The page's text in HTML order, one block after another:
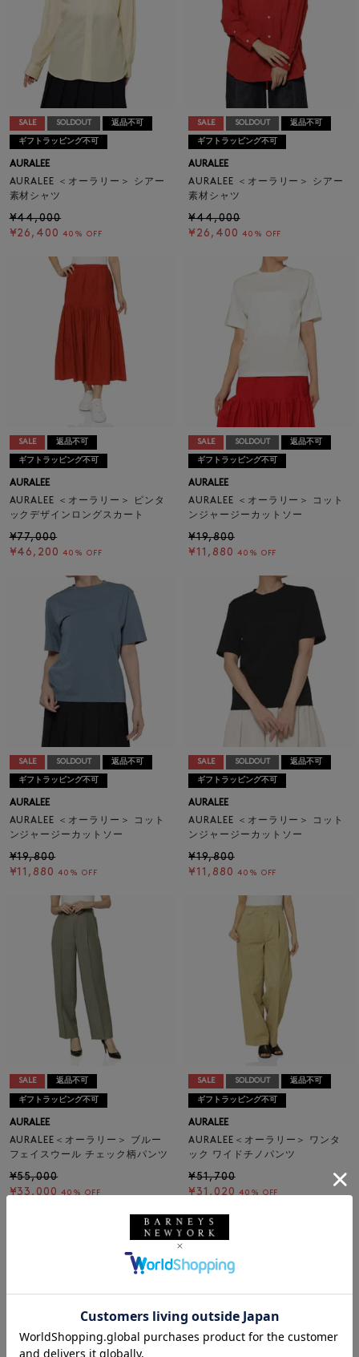
SALE SOLDOUT 返品不可
ギフトラッピング不可
AURALEE
AURALEE ＜オーラリー＞ シアー
素材シャツ
¥44,000
¥26,400 40% OFF
SALE SOLDOUT 返品不可
ギフトラッピング不可
AURALEE
AURALEE ＜オーラリー＞ シアー
素材シャツ
¥44,000
¥26,400 40% OFF
SALE 返品不可
ギフトラッピング不可
AURALEE
AURALEE ＜オーラリー＞ ピンタ
ックデザインロングスカート
¥77,000
¥46,200 40% OFF
SALE SOLDOUT 返品不可
ギフトラッピング不可
AURALEE
AURALEE ＜オーラリー＞ コット
ンジャージーカットソー
¥19,800
¥11,880 40% OFF
SALE SOLDOUT 返品不可
ギフトラッピング不可
AURALEE
AURALEE ＜オーラリー＞ コット
ンジャージーカットソー
¥19,800
¥11,880 40% OFF
SALE SOLDOUT 返品不可
ギフトラッピング不可
AURALEE
AURALEE ＜オーラリー＞ コット
ンジャージーカットソー
¥19,800
¥11,880 40% OFF
SALE 返品不可
ギフトラッピング不可
AURALEE
AURALEE＜オーラリー＞ ブルー
フェイスウール チェック柄パンツ
¥55,000
¥33,000 40% OFF
SALE SOLDOUT 返品不可
ギフトラッピング不可
AURALEE
AURALEE＜オーラリー＞ ワンタ
ック ワイドチノパンツ
¥51,700
¥31,020 40% OFF